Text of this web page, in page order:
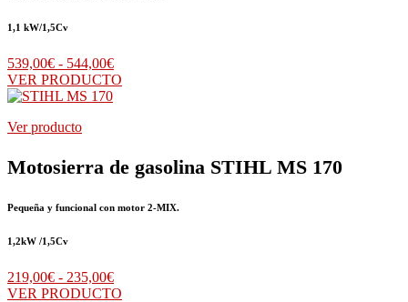
1,1 kW/1,5Cv
539,00€ - 544,00€Rango
de
544,00€
VER PRODUCTO
Ver producto
Motosierra de gasolina STIHL MS 170
Pequeña y funcional con motor 2-MIX.
1,2kW /1,5Cv
219,00€ - 235,00€Rango
de
VER PRODUCTO